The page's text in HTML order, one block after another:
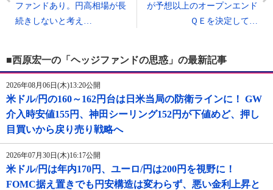
ファンドあり。円高相場が長
続きしないと考え…
が予想以上のオープンエンド
ＱＥを決定して…
■西原宏一の「ヘッジファンドの思惑」の最新記事
2026年08月06日(木)13:20公開
米ドル/円の160～162円台は日米当局の防衛ラインに！ GW
介入時安値155円、神田シーリング152円が下値めど、押し
目買いから戻り売り戦略へ
2026年07月30日(木)16:17公開
米ドル/円は年内170円、ユーロ/円は200円を視野に！
FOMC据え置きでも円安構造は変わらず、悪い金利上昇と